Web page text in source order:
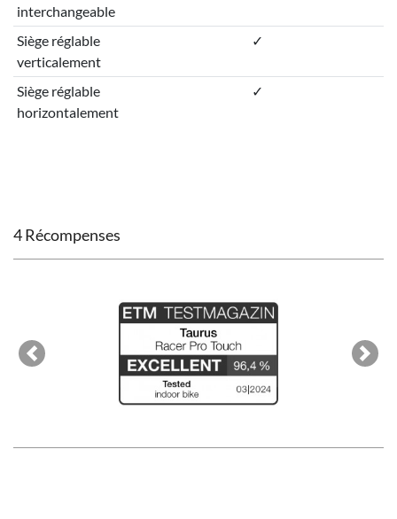
interchangeable
Siège réglable
verticalement
✓
Siège réglable
horizontalement
✓
4 Récompenses
Previous Next